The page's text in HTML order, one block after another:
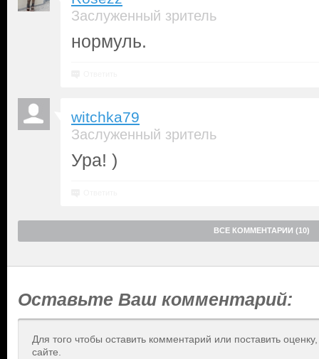
Заслуженный зритель
нормуль.
witchka79
Заслуженный зритель
Ура! )
ВСЕ КОММЕНТАРИИ (10)
Оставьте Ваш комментарий:
Для того чтобы оставить комментарий или поставить
сайте.